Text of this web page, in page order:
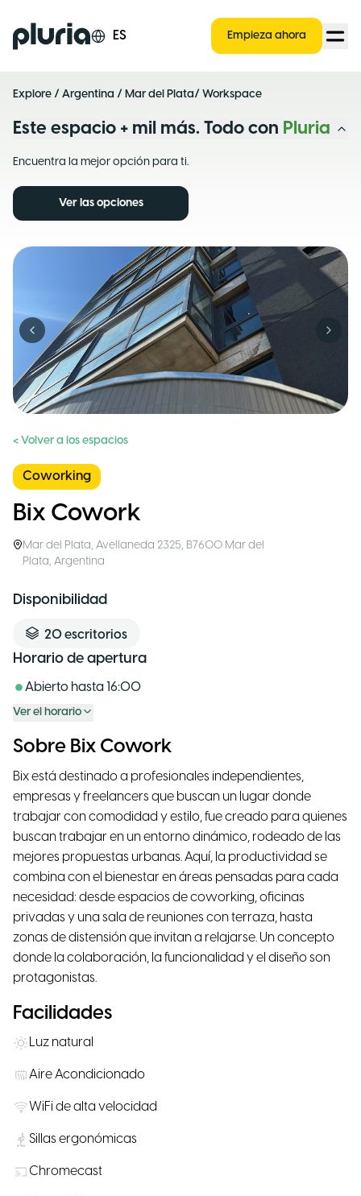
Logo Pluria ES Empieza ahora
Explore / Argentina / Mar del Plata/ Workspace
Este espacio + mil más. Todo con Pluria
Encuentra la mejor opción para ti.
Ver las opciones
Previous slide Next
< Volver a los espacios
Coworking
Bix Cowork
Mar del Plata, Avellaneda 2325, B7600 Mar del
Plata, Argentina
Disponibilidad
20escritorios
Horario de apertura
Abierto hasta 16:00
Ver el horario
Sobre Bix Cowork
Bix está destinado a profesionales independientes,
empresas y freelancers que buscan un lugar donde
trabajar con comodidad y estilo, fue creado para quienes
buscan trabajar en un entorno dinámico, rodeado de las
mejores propuestas urbanas. Aquí, la productividad se
combina con el bienestar en áreas pensadas para cada
necesidad: desde espacios de coworking, oficinas
privadas y una sala de reuniones con terraza, hasta
zonas de distensión que invitan a relajarse. Un concepto
donde la colaboración, la funcionalidad y el diseño son
protagonistas.
Facilidades
Luz natural
Aire Acondicionado
WiFi de alta velocidad
Sillas ergonómicas
Chromecast